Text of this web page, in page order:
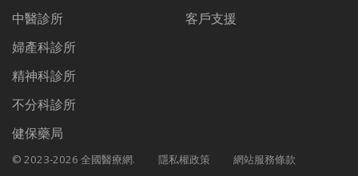
中醫診所
婦產科診所
精神科診所
不分科診所
健保藥局
客戶支援
© 2023-2026 全國醫療網. 隱私權政策 網站服務條款